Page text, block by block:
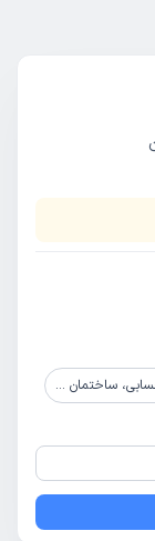
مرکز مشاوره شاداب نو